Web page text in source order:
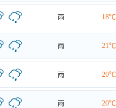
雨 18℃
雨 21℃
雨 20℃
雨 20℃